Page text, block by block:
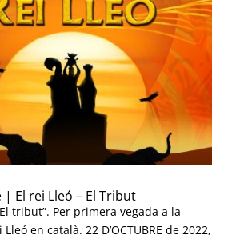
| El rei Lleó – El Tribut
tribut”. Per primera vegada a la
en català. 22 D’OCTUBRE de 2022,